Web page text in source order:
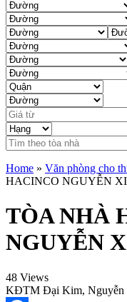
Home » Văn phòng cho
HACINCO NGUYỄN
TÒA NHÀ
NGUYỄN
48 Views
KĐTM Đại Kim, Nguyễn